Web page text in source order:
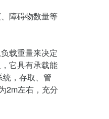
障碍物数量等
载重量来决定
它具有承载能
，存取、管
2m左右，充分